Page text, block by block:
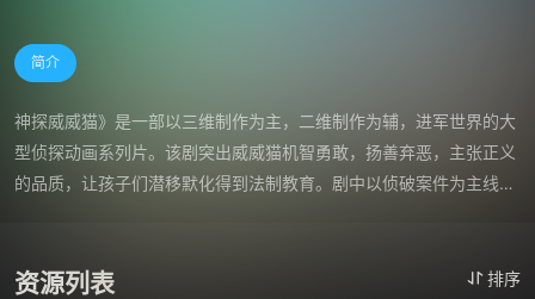
简介
神探威威猫》是一部以三维制作为主，二维制作为辅，进军世界的大
型侦探动画系列片。该剧突出威威猫机智勇敢，扬善弃恶，主张正义
的品质，让孩子们潜移默化得到法制教育。剧中以侦破案件为主线，
孩子们的想像力和逻辑思维能力，强化孩子们的脑筋急转弯。
资源列表 排序